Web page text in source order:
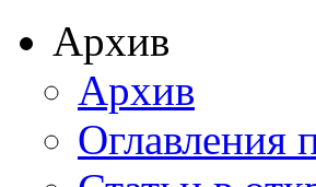
Архив
Архив
Оглавления